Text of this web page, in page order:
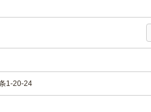
1-20-24